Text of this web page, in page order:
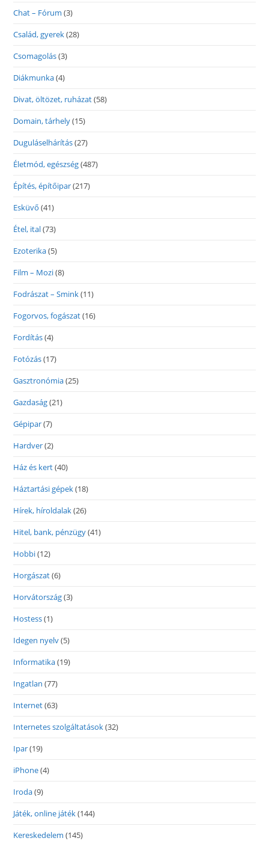
Chat – Fórum (3)
Család, gyerek(28)
Csomagolás(3)
Diákmunka(4)
Divat, öltözet, ruházat(58)
Domain, tárhely(15)
Duguláselhárítás(27)
Életmód, egészség(487)
Építés, építőipar(217)
Esküvő (41)
Étel, ital(73)
Ezoterika(5)
Film – Mozi(8)
Fodrászat – Smink(11)
Fogorvos, fogászat(16)
Fordítás(4)
Fotózás(17)
Gasztronómia(25)
Gazdaság(21)
Gépipar(7)
Hardver(2)
Ház és kert(40)
Háztartási gépek(18)
Hírek, híroldalak(26)
Hitel, bank, pénzügy(41)
Hobbi(12)
Horgászat(6)
Horvátország(3)
Hostess(1)
Idegen nyelv(5)
Informatika(19)
Ingatlan (77)
Internet(63)
Internetes szolgáltatások(32)
Ipar(19)
iPhone(4)
Iroda(9)
Játék, online játék(144)
Kereskedelem (145)